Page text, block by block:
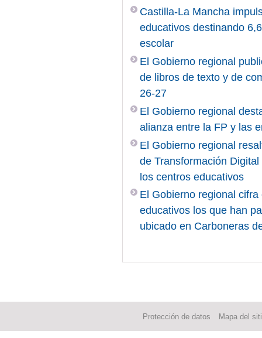
Castilla-La Mancha
educativos destinando
escolar
El Gobierno regional
de libros de texto y de
26-27
El Gobierno regional
alianza entre la FP y las
El Gobierno regional
de Transformación
los centros educativos
El Gobierno regional
educativos los que han
ubicado en Carboneras
Protección de datos Mapa del